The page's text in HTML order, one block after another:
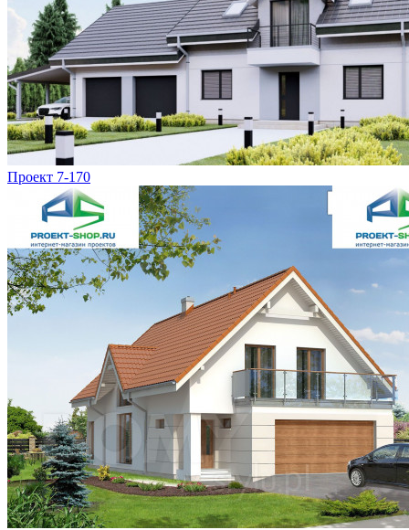
Проект 7-170